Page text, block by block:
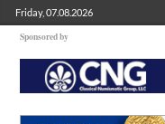
Friday, 07.08.2026
Sponsored by